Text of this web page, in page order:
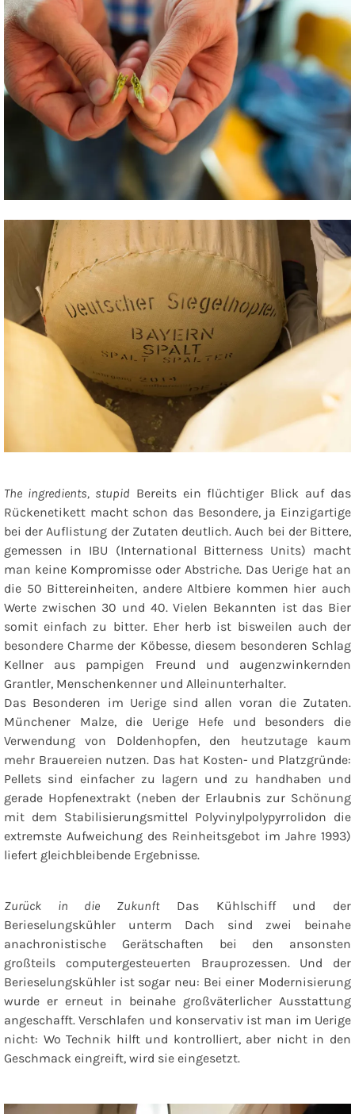
The ingredients, stupid Bereits ein flüchtiger Blick auf das
Rückenetikett macht schon das Besondere, ja Einzigartige
bei der Auflistung der Zutaten deutlich. Auch bei der Bittere,
gemessen in IBU (International Bitterness Units) macht
man keine Kompromisse oder Abstriche. Das Uerige hat an
die 50 Bittereinheiten, andere Altbiere kommen hier auch
Werte zwischen 30 und 40. Vielen Bekannten ist das Bier
somit einfach zu bitter. Eher herb ist bisweilen auch der
besondere Charme der Köbesse, diesem besonderen Schlag
Kellner aus pampigen Freund und augenzwinkernden
Grantler, Menschenkenner und Alleinunterhalter.
Das Besonderen im Uerige sind allen voran die Zutaten.
Münchener Malze, die Uerige Hefe und besonders die
Verwendung von Doldenhopfen, den heutzutage kaum
mehr Brauereien nutzen. Das hat Kosten- und Platzgründe:
Pellets sind einfacher zu lagern und zu handhaben und
gerade Hopfenextrakt (neben der Erlaubnis zur Schönung
mit dem Stabilisierungsmittel Polyvinylpolypyrrolidon die
extremste Aufweichung des Reinheitsgebot im Jahre 1993)
liefert gleichbleibende Ergebnisse.
Zurück in die ZukunftDas Kühlschiff und der
Berieselungskühler unterm Dach sind zwei beinahe
anachronistische Gerätschaften bei den ansonsten
großteils computergesteuerten Brauprozessen. Und der
Berieselungskühler ist sogar neu: Bei einer Modernisierung
wurde er erneut in beinahe großväterlicher Ausstattung
angeschafft. Verschlafen und konservativ ist man im Uerige
nicht: Wo Technik hilft und kontrolliert, aber nicht in den
Geschmack eingreift, wird sie eingesetzt.